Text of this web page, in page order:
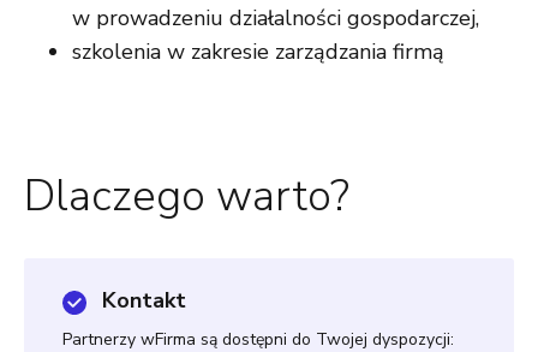
w prowadzeniu działalności gospodarczej,
szkolenia w zakresie zarządzania firmą
Dlaczego warto?
Kontakt
Partnerzy wFirma są dostępni do Twojej dyspozycji: